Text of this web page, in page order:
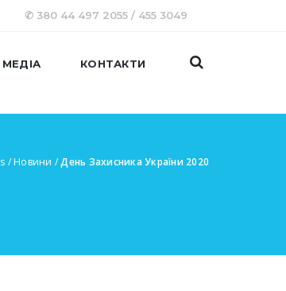
✆ 380 44 497 2055 / 455 3049
МЕДІА КОНТАКТИ
/ Новини /День Захисника України 2020